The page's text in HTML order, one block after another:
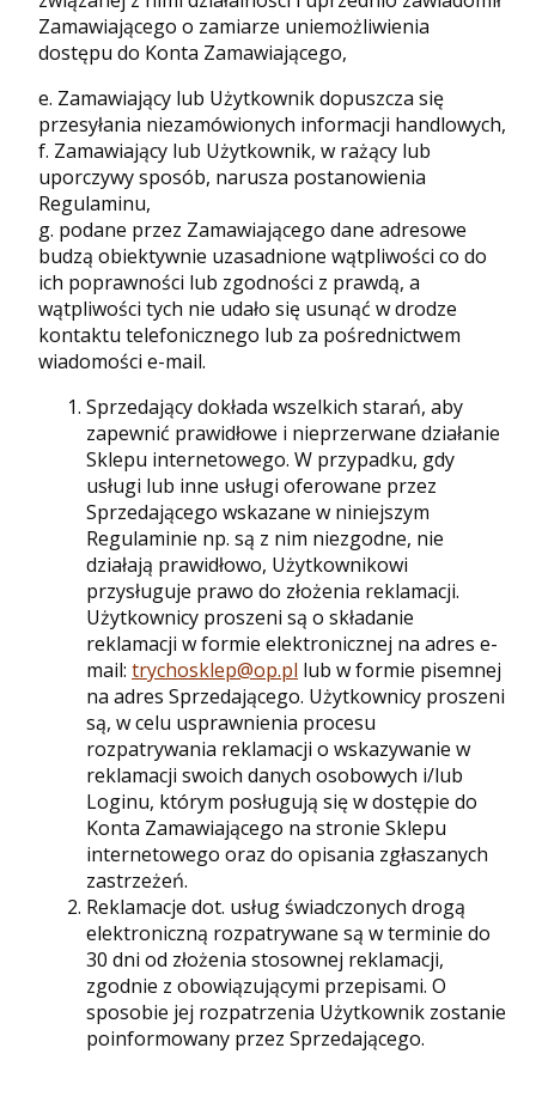
Zamawiającego o zamiarze uniemożliwienia
dostępu do Konta Zamawiającego,
e. Zamawiający lub Użytkownik dopuszcza się
przesyłania niezamówionych informacji handlowych,
f. Zamawiający lub Użytkownik, w rażący lub
uporczywy sposób, narusza postanowienia
Regulaminu,
g. podane przez Zamawiającego dane adresowe
budzą obiektywnie uzasadnione wątpliwości co do
ich poprawności lub zgodności z prawdą, a
wątpliwości tych nie udało się usunąć w drodze
kontaktu telefonicznego lub za pośrednictwem
wiadomości e-mail.
Sprzedający dokłada wszelkich starań, aby
zapewnić prawidłowe i nieprzerwane działanie
Sklepu internetowego. W przypadku, gdy
usługi lub inne usługi oferowane przez
Sprzedającego wskazane w niniejszym
Regulaminie np. są z nim niezgodne, nie
działają prawidłowo, Użytkownikowi
przysługuje prawo do złożenia reklamacji.
Użytkownicy proszeni są o składanie
reklamacji w formie elektronicznej na adres e-
mail: trychosklep@op.pl lub w formie pisemnej
na adres Sprzedającego. Użytkownicy proszeni
są, w celu usprawnienia procesu
rozpatrywania reklamacji o wskazywanie w
reklamacji swoich danych osobowych i/lub
Loginu, którym posługują się w dostępie do
Konta Zamawiającego na stronie Sklepu
internetowego oraz do opisania zgłaszanych
zastrzeżeń.
Reklamacje dot. usług świadczonych drogą
elektroniczną rozpatrywane są w terminie do
30 dni od złożenia stosownej reklamacji,
zgodnie z obowiązującymi przepisami. O
sposobie jej rozpatrzenia Użytkownik zostanie
poinformowany przez Sprzedającego.